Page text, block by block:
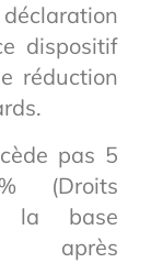
dispositif
réduction
pas 5
(Droits
la base
après